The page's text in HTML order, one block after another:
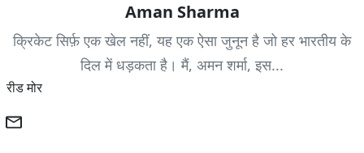
Aman Sharma
क्रिकेट सिर्फ़ एक खेल नहीं, यह एक ऐसा जुनून है जो हर भारतीय के
दिल में धड़कता है। मैं, अमन शर्मा, इस...
रीड मोर